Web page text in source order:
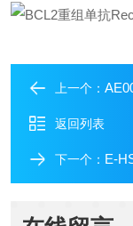
上一个：
返回列表
下一个： E-